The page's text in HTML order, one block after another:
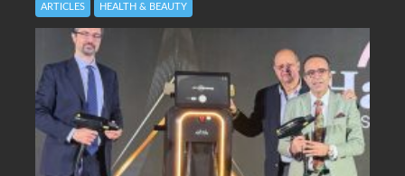
ARTICLES HEALTH & BEAUTY